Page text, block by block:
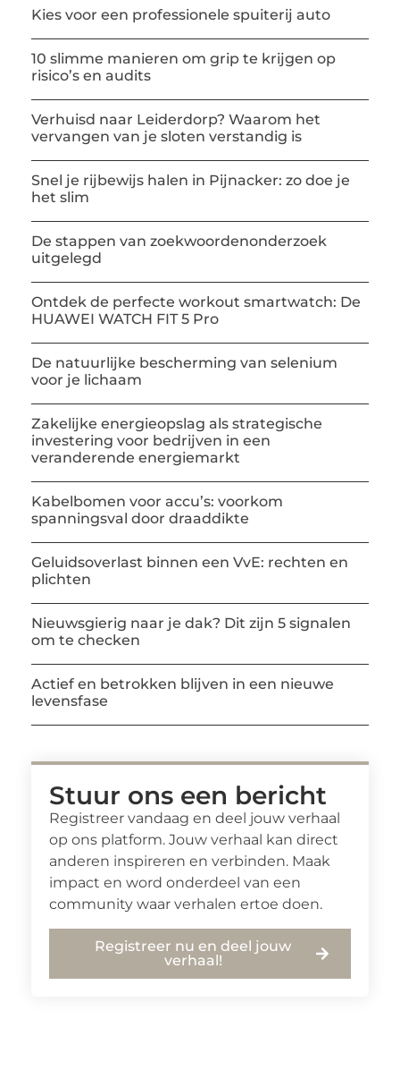
Kies voor een professionele spuiterij auto
10 slimme manieren om grip te krijgen op
risico’s en audits
Verhuisd naar Leiderdorp? Waarom het
vervangen van je sloten verstandig is
Snel je rijbewijs halen in Pijnacker: zo doe je
het slim
De stappen van zoekwoordenonderzoek
uitgelegd
Ontdek de perfecte workout smartwatch: De
HUAWEI WATCH FIT 5 Pro
De natuurlijke bescherming van selenium
voor je lichaam
Zakelijke energieopslag als strategische
investering voor bedrijven in een
veranderende energiemarkt
Kabelbomen voor accu’s: voorkom
spanningsval door draaddikte
Geluidsoverlast binnen een VvE: rechten en
plichten
Nieuwsgierig naar je dak? Dit zijn 5 signalen
om te checken
Actief en betrokken blijven in een nieuwe
levensfase
Stuur ons een bericht
Registreer vandaag en deel jouw verhaal
op ons platform. Jouw verhaal kan direct
anderen inspireren en verbinden. Maak
impact en word onderdeel van een
community waar verhalen ertoe doen.
Registreer nu en deel jouw
verhaal!